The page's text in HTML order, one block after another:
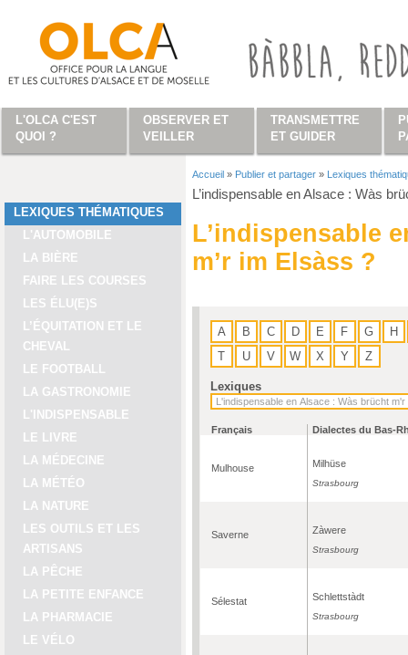
LEXIQUES THÉMATIQUES
L'AUTOMOBILE
LA BIÈRE
FAIRE LES COURSES
LES ÉLU(E)S
L’ÉQUITATION ET LE
CHEVAL
LE FOOTBALL
LA GASTRONOMIE
L'INDISPENSABLE
LE LIVRE
LA MÉDECINE
LA MÉTÉO
LA NATURE
LES OUTILS ET LES
ARTISANS
LA PÊCHE
LA PETITE ENFANCE
LA PHARMACIE
LE VÉLO
Vous êtes ici
Accueil » Publier et partager » Lexiques
L’indispensable en Alsace : Wàs
L’indispensable
m’r im Elsàss ?
A B C D E F G
H
T
U V W X Y Z
Lexiques
Français Dialectes du Bas-
Mulhouse Milhüse
Strasbourg
Saverne Zàwere
Strasbourg
Sélestat Schlettstàdt
Strasbourg
L'OLCA C'EST
QUOI ?
OBSERVER ET
VEILLER
TRANSMETTRE
ET GUIDER